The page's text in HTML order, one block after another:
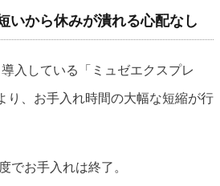
いから休みが潰れる心配なし
入している「ミュゼエクスプレ
り、お手入れ時間の大幅な短縮が行
でお手入れは終了。